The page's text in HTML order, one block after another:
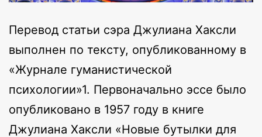
Перевод статьи сэра Джулиана Хаксли
выполнен по тексту, опубликованному в
«Журнале гуманистической
психологии»1. Первоначально эссе было
опубликовано в 1957 году в книге
Джулиана Хаксли «Новые бутылки для